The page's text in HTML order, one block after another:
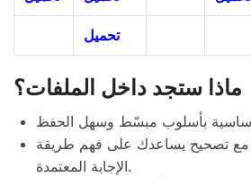
تحميل
ماذا ستجد داخل الملفات؟
تصحيح يساعدك على فهم طريقة
الإجابة المعتمدة.